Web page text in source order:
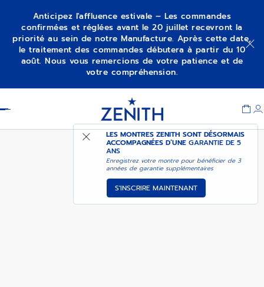
Anticipez l'affluence estivale – Les commandes
confirmées et réglées avant le 20 juillet recevront la
priorité au sein de notre Manufacture. Après cette date,
le traitement des commandes débutera à partir du 10
août. Nous vous remercions de votre patience et de
votre compréhension.
LES MONTRES ZENITH SONT DÉSORMAIS
ACCOMPAGNÉES D’UNEGARANTIE DE 5
ANS
Enregistrez votre montre pour bénéficier de 3
années de garantie supplémentaires
S'INSCRIRE MAINTENANT
CHRONOMASTER SPORT M’ALERTER